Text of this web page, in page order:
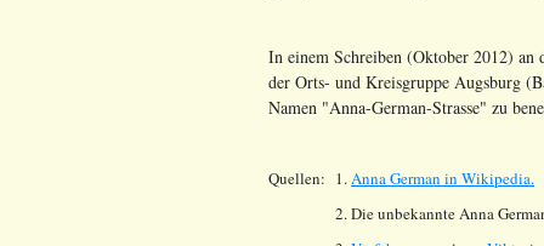
In einem Schreiben (Oktober 2012)
der Orts- und Kreisgruppe Augsburg
Namen "Anna-German-Strasse" zu
Quellen: 1.Anna German in Wikipedia.
2. Die unbekannte Anna